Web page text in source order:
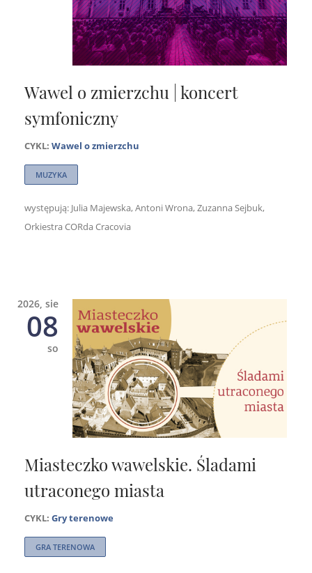
Wawel o zmierzchu | koncert
symfoniczny
CYKL: Wawel o zmierzchu
MUZYKA
występują: Julia Majewska, Antoni Wrona, Zuzanna Sejbuk,
Orkiestra CORda Cracovia
2026, sie
08
so
Miasteczko wawelskie. Śladami
utraconego miasta
CYKL: Gry terenowe
GRA TERENOWA